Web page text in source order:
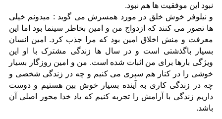
نبود این موفقیت ها هم نبود.
و نیلوفر خوش خلق در مورد همسرش می گوید : میدونم خیلی
ها تصور می کنند که ازدواج من و امین بخاطر سینما بود اما این
معرفت و منش اخلاق امین بود که مرا جذب کرد. امین انسان
بسیار باگذشتی است و در سال ها زندگی مشترک با او این
ویژگی بارها برای من اثبات شده است. من و امین روزگار بسیار
خوشی را در کنار هم سپری می کنیم و چه در زندگی شخصی و
چه در زندگی کاری به آینده بسیار خوش بین هستیم و دوست
داریم زندگی با آرامش را تجربه کنیم که یاد خدا محور اصلی آن
باشد.